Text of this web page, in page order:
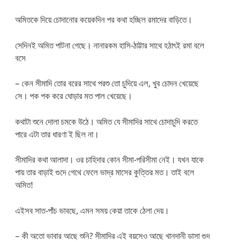
অমিতকে দিয়ে চোদানোর কয়েকদিন পর কথা হচ্ছিল রমাদের বাড়িতে।
সেদিনই অমিত পাটনা গেছে। নানারকম হাসি-ঠাট্টার সাথে হঠাৎই রমা বলে
বসে
– কেন সীমাদি তোর বরের সাথে পরশু তো চুদিয়ে এল, খুব চোদন খেয়েছে
সে। পক পক করে ঘোড়ার মত পাল খেয়েছে।
কথাটা শুনে দোলা চমকে উঠে। অমিত যে সীমাদির সাথে চোদাচুদি করতে
পারে এটা তার ধারণা ই ছিল না।
সীমাদির কথা আলাদা। ওর চাহিদার কোন সীমা-পরিসীমা নেই। যখন যাকে
পায় তার বাড়াই গুদে গেথে ফেলে ভাদ্র মাসের কুত্তির মত। তাই বলে
অমিত!
এইসব সাত-পাঁচ ভাবছে, এমন সময় কেয়া তাকে ঠেলা দেয়।
– কী অতো ভাবার আছে শুনি? সীমাদির এই বয়সেও আছে খানদানী ডাসা গুদ